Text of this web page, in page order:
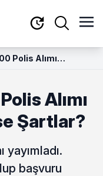
Polis Alımı
Alımı
Şartlar?
yayımladı.
başvuru